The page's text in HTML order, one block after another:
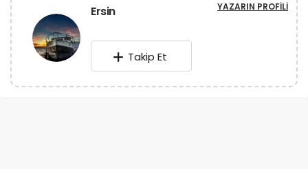
Ersin YAZARIN PROFILI
Takip Et